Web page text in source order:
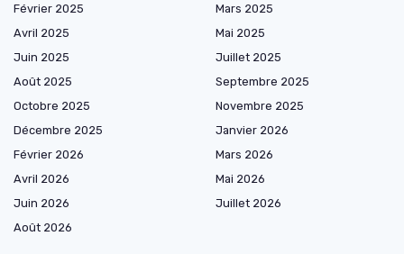
Février 2025
Mars 2025
Avril 2025
Mai 2025
Juin 2025
Juillet 2025
Août 2025
Septembre 2025
Octobre 2025
Novembre 2025
Décembre 2025
Janvier 2026
Février 2026
Mars 2026
Avril 2026
Mai 2026
Juin 2026
Juillet 2026
Août 2026